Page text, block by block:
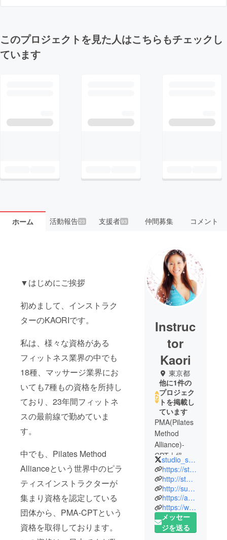
このプロジェクトを見た人はこちらもチェックし
ています
ホーム 活動報告23 支援者93 仲間募集 コメント
▼はじめにご挨拶
初めまして、インストラク
ターのKAORIです。
私は、様々な資格がある
フィットネス業界の中でも
18種、マッサージ業界にお
いても7種もの資格を所持し
ており、23年間フィットネ
スの最前線で勤めていま
す。
中でも、Pilates Method
Allianceという世界中のピラ
ティスインストラクターが
集まり資格を認定している
団体から、PMA-CPTという
資格を取得しております。
Instruc
tor
Kaori
東京都
他に1件の
プロジェク
トを掲載し
ています
PMA(Pilates
Method
Alliance)-
CPT上級指
導者
E-RYTアシュ
タンガヨ
ガ、シヴァ
ナンダヨ
ガ、エアリ
アルヨガ指
studio_suay
https://studiosuay-body.com
http://studiosuay.com
http://suay-market.com/
https://ameblo.jp/suay/
https://www.instagram.com/kaori_makino_suay/
メッセー
ジを送る